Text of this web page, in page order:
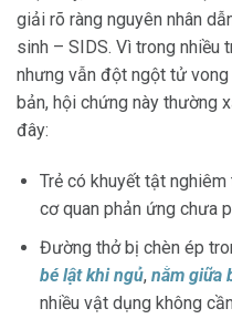
giải rõ ràng nguyên nhân
sinh – SIDS. Vì trong nhiều
nhưng vẫn đột ngột tử vong
bản, hội chứng này thường
đây:
Trẻ có khuyết tật
cơ quan phản ứng chưa
Đường thở bị chèn ép
bé lật khi ngủ, nằm giữa
nhiều vật dụng không